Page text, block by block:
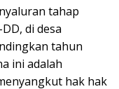
tahap
di desa
tahun
ini adalah
hak hak